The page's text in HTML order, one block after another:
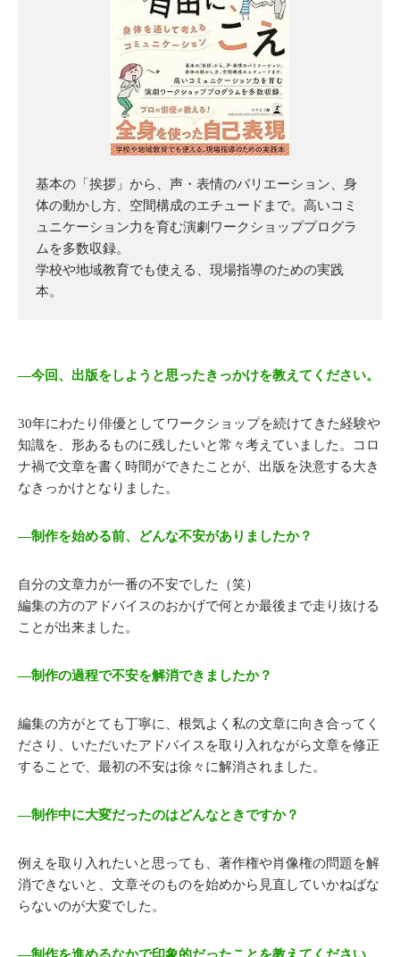
基本の「挨拶」から、声・表情のバリエーション、身
体の動かし方、空間構成のエチュードまで。高いコミ
ュニケーション力を育む演劇ワークショッププログラ
ムを多数収録。
学校や地域教育でも使える、現場指導のための実践
本。
―今回、出版をしようと思ったきっかけを教えてください。
30年にわたり俳優としてワークショップを続けてきた経験や
知識を、形あるものに残したいと常々考えていました。コロ
ナ禍で文章を書く時間ができたことが、出版を決意する大き
なきっかけとなりました。
―制作を始める前、どんな不安がありましたか？
自分の文章力が一番の不安でした（笑）
編集の方のアドバイスのおかげで何とか最後まで走り抜ける
ことが出来ました。
―制作の過程で不安を解消できましたか？
編集の方がとても丁寧に、根気よく私の文章に向き合ってく
ださり、いただいたアドバイスを取り入れながら文章を修正
することで、最初の不安は徐々に解消されました。
―制作中に大変だったのはどんなときですか？
例えを取り入れたいと思っても、著作権や肖像権の問題を解
消できないと、文章そのものを始めから見直していかねばな
らないのが大変でした。